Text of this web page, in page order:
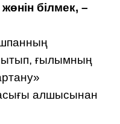
білмек, –
ғылымның
алшысынан